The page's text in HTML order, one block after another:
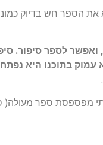
הספר חש בדיוק
לספר סיפור.
בתוכנו היא
מפספסת ספר מעולה(